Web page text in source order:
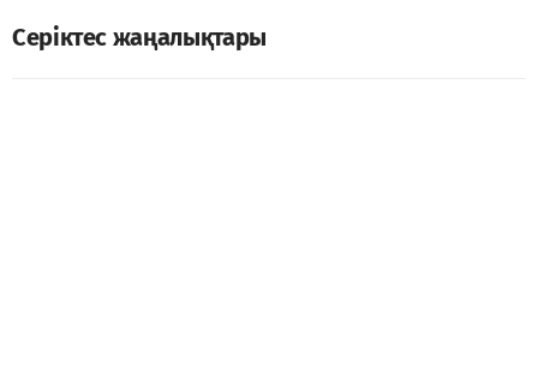
Серіктес жаңалықтары